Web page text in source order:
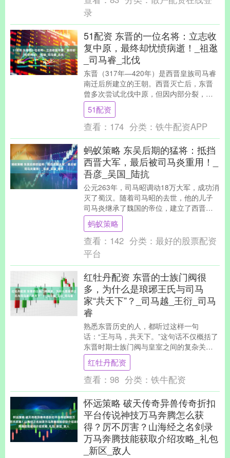
录
51配资 东晋的一位名将：立志收
复中原，最终却忧愤病逝！_祖逖
_司马睿_北伐
东晋（317年—420年）是西晋皇族司马睿
南迁后所建立的王朝。西晋灭亡后，东晋
曾多次尝试北伐中原，但因内部分裂，除
了最后由刘裕篡位后取得一些成效外，其
余北伐行动....
51配资
查看： 174 分类： 铁牛配资APP
蚂蚁策略 东吴后期的猛将：抵挡
西晋大军，最后被司马炎重用！_
吾彦_吴国_陆抗
公元263年，司马昭调动18万大军，成功消
灭了蜀汉。随着司马昭的去世，他的儿子
司马炎继承了魏国的帝位，建立了西晋。
从此，东吴成为西晋的唯一竞争对手，开
始孤军奋战....
蚂蚁策略
查看： 142 分类： 最好的股票配资
平台
红牡丹配资 东晋的士族门阀很
多，为什么是琅琊王氏与司马
家“共天下”？_司马越_王衍_司马
睿
熟悉东晋历史的人，都听过这样一句
话：“王与马，共天下。”这句话不仅概括了
东晋时期士族门阀与皇室之间的复杂关
系，也为我们揭示了琅琊王氏和司马氏之
间的有趣合作。尽管....
红牡丹配资
查看： 98 分类： 铁牛配资
怀远策略 破天传奇异兽传奇折扣
平台传说神技万马奔腾怎么获
得？厉不厉害？山海经之名剑录
万马奔腾技能获取介绍攻略_礼包
_新区_敌人